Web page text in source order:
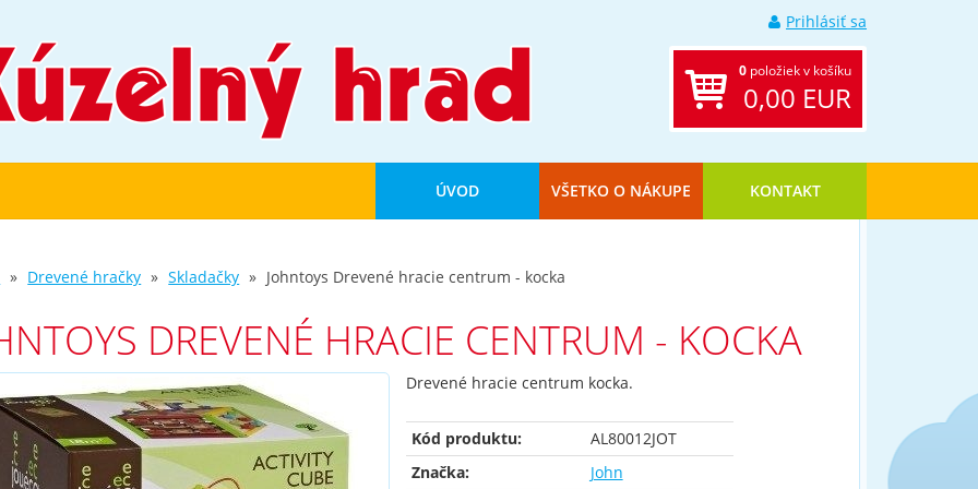
Prihlásiť sa
0 položiek v košíku
0,00 EUR
ÚVOD VŠETKO O NÁKUPE KONTAKT
Drevené hračky Skladačky Johntoys Drevené hracie centrum - kocka
DREVENÉ HRACIE CENTRUM - KOCKA
Drevené hracie centrum kocka.
Kód produktu:
AL80012JOT
Značka:
John